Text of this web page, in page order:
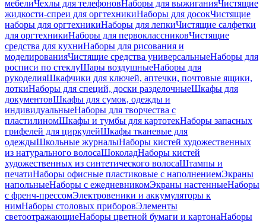
мебелиЧехлы для телефоновНаборы для выжиганияЧистящие
жидкости-спреи для оргтехникиНаборы для досокЧистящие
наборы для оргтехникиНаборы для лепкиЧистящие салфетки
для оргтехникиНаборы для первоклассниковЧистящие
средства для кухниНаборы для рисования и
моделированияЧистящие средства универсальныеНаборы для
росписи по стеклуШары воздушныеНаборы для
рукоделияШкафчики для ключей, аптечки, почтовые ящики,
лоткиНаборы для специй, доски разделочныеШкафы для
документовШкафы для сумок, одежды и
индивидуальныеНаборы для творчества с
пластилиномШкафы и тумбы для картотекНаборы запасных
грифелей для циркулейШкафы тканевые для
одеждыШкольные журналыНаборы кистей художественных
из натурального волосаШоколадНаборы кистей
художественных из синтетического волосаШтампы и
печатиНаборы офисные пластиковые с наполнениемЭкраны
напольныеНаборы с ежедневникомЭкраны настенныеНаборы
с френч-прессомЭлектровеники и аккумуляторы к
нимНаборы столовых приборовЭлементы
светоотражающиеНаборы цветной бумаги и картонаНаборы